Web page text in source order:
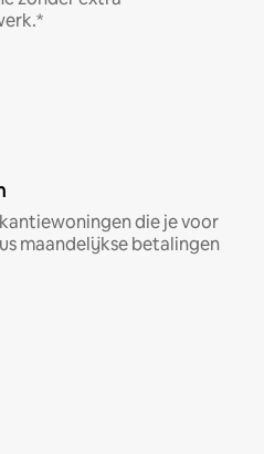
die je voor
maandelijkse betalingen